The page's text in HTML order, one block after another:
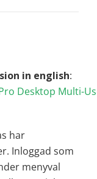
in english:
Desktop Multi-
har
Inloggad som
menyval